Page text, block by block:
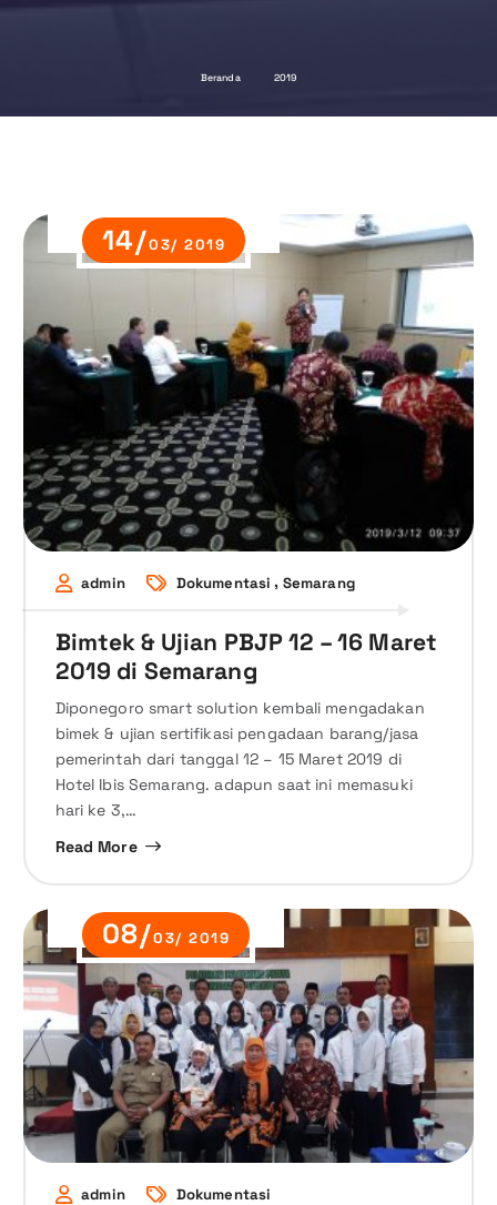
Beranda 2019
14/03/ 2019
admin Dokumentasi , Semarang
Bimtek & Ujian PBJP 12 – 16 Maret
2019 di Semarang
Diponegoro smart solution kembali mengadakan
bimek & ujian sertifikasi pengadaan barang/jasa
pemerintah dari tanggal 12 – 15 Maret 2019 di
Hotel Ibis Semarang. adapun saat ini memasuki
hari ke 3,…
Read More
08/03/ 2019
admin Dokumentasi